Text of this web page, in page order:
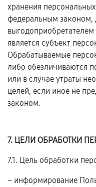
хранения
федеральным законом,
является субъект
Обрабатываемые
либо обезличиваются
или в случае утраты
целей, если иное не
законом.
7. ЦЕЛИ ОБРАБОТКИ
7.1. Цель обработки
– информирование